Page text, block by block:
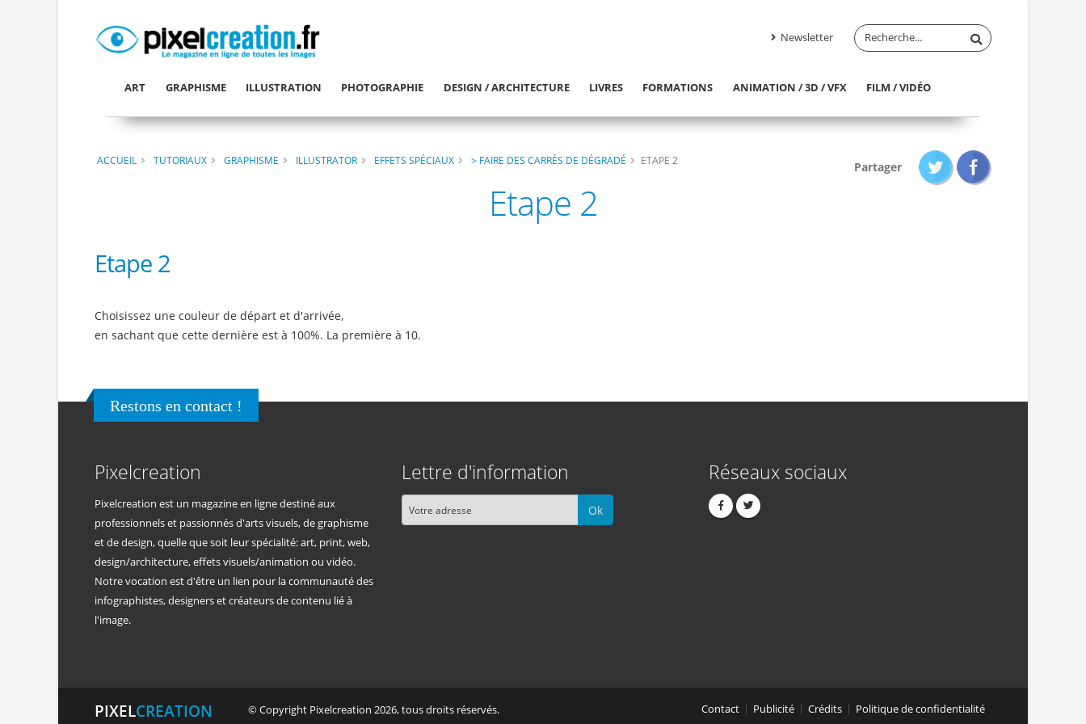
Newsletter
ART GRAPHISME ILLUSTRATION PHOTOGRAPHIE DESIGN / ARCHITECTURE LIVRES FORMATIONS ANIMATION / 3D / VFX FILM / VIDÉO
ACCUEIL TUTORIAUX GRAPHISME ILLUSTRATOR EFFETS SPÉCIAUX > FAIRE DES CARRÉS DE DÉGRADÉ ETAPE 2 Partager
Etape 2
Etape 2
Choisissez une couleur de départ et d'arrivée,
en sachant que cette dernière est à 100%. La première à 10.
Restons en contact !
Pixelcreation
Pixelcreation est un magazine en ligne destiné aux
professionnels et passionnés d'arts visuels, de graphisme
et de design, quelle que soit leur spécialité: art, print, web,
design/architecture, effets visuels/animation ou vidéo.
Notre vocation est d'être un lien pour la communauté des
infographistes, designers et créateurs de contenu lié à
l'image.
Lettre d'information
Ok
Réseaux sociaux
PIXELCREATION © Copyright Pixelcreation 2026, tous droits réservés. Contact Publicité Crédits Politique de confidentialité